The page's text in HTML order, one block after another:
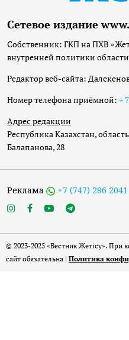
Сетевое издание
Собственник: ГКП на ПХВ
внутренней политики области
Редактор веб-сайта:
Номер телефона приёмной: +
Адрес редакции
Республика Казахстан,
Балапанова, 28
Реклама +7 (747) 286 2041
© 2023-2025 «Вестник Жетісу». При
сайт обязательна | Политика